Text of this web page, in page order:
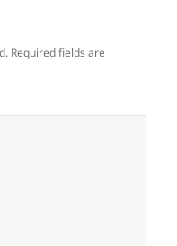
Required fields are